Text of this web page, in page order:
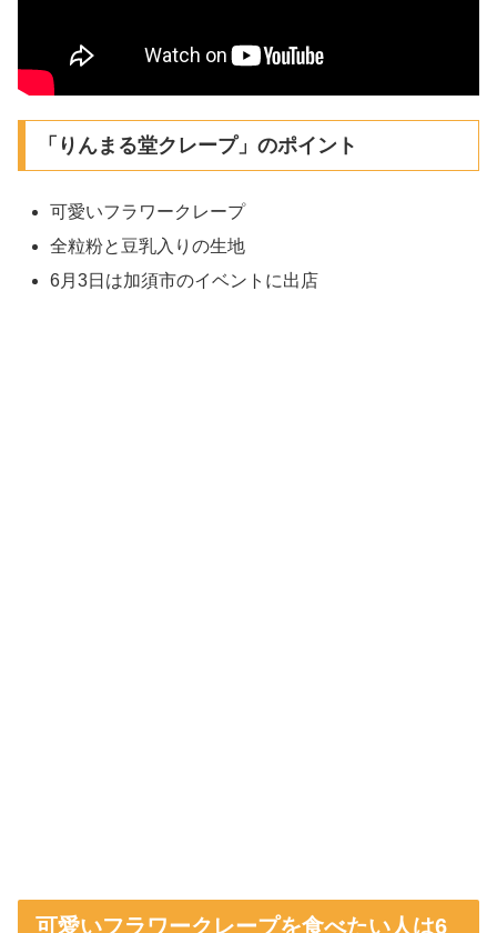
「りんまる堂クレープ」のポイント
可愛いフラワークレープ
全粒粉と豆乳入りの生地
6月3日は加須市のイベントに出店
可愛いフラワークレープを食べたい人は6